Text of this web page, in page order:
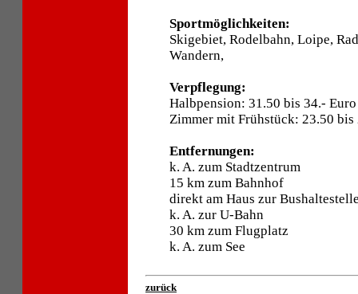
Sportmöglichkeiten:
Skigebiet, Rodelbahn, Loipe,
Wandern,
Verpflegung:
Halbpension: 31.50 bis 34.-
Zimmer mit Frühstück: 23.50 bis
Entfernungen:
k. A. zum Stadtzentrum
15 km zum Bahnhof
direkt am Haus zur
k. A. zur U-Bahn
30 km zum Flugplatz
k. A. zum See
zurück